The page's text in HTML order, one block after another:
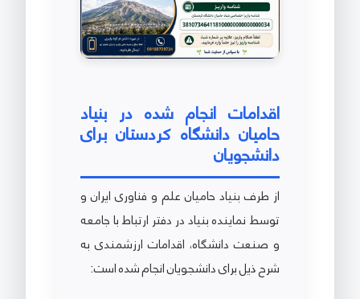
اقدامات انجام شده در بنیاد
حامیان دانشگاه کردستان برای
دانشجویان
از طرف بنیاد حامیان علم و فناوری ایران و
توسط نماینده بنیاد در دفتر ارتباط با جامعه
و صنعت دانشگاه، اقدامات ارزشمندی به
شرح ذیل برای دانشجویان انجام شده است: